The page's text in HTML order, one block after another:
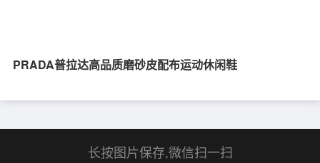
PRADA普拉达高品质磨砂皮配布运动休闲鞋
长按图片保存,微信扫一扫